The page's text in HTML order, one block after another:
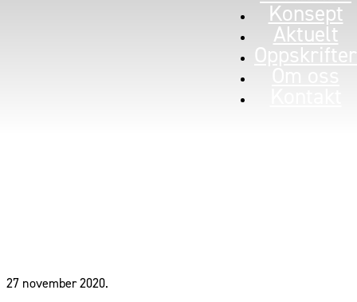
Konsept
Aktuelt
Oppskrifter
27 november 2020.